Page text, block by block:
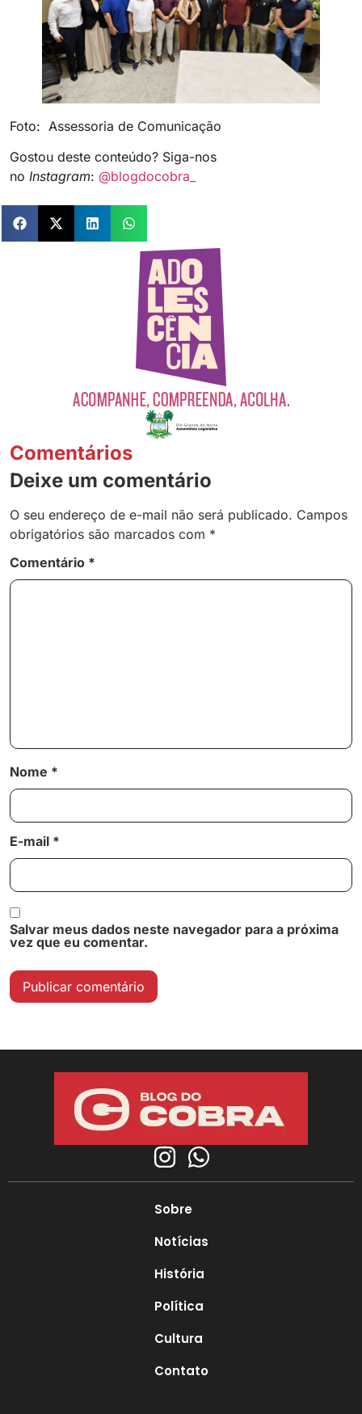
Foto: Assessoria de Comunicação
Gostou deste conteúdo? Siga-nos
no Instagram: @blogdocobra_
Comentários
Deixe um comentário
O seu endereço de e-mail não será publicado. Campos
obrigatórios são marcados com *
Comentário *
Nome *
E-mail *
Salvar meus dados neste navegador para a próxima
vez que eu comentar.
Sobre
Notícias
História
Política
Cultura
Contato